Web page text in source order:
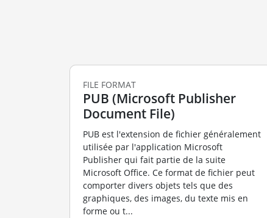
FILE FORMAT
PUB (Microsoft Publisher
Document File)
PUB est l'extension de fichier généralement
utilisée par l'application Microsoft
Publisher qui fait partie de la suite
Microsoft Office. Ce format de fichier peut
comporter divers objets tels que des
graphiques, des images, du texte mis en
forme ou t...